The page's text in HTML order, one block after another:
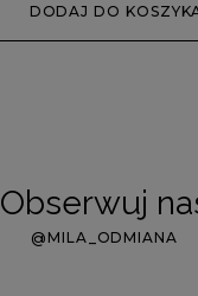
DODAJ DO
Obserwuj
@MILA_ODMIANA